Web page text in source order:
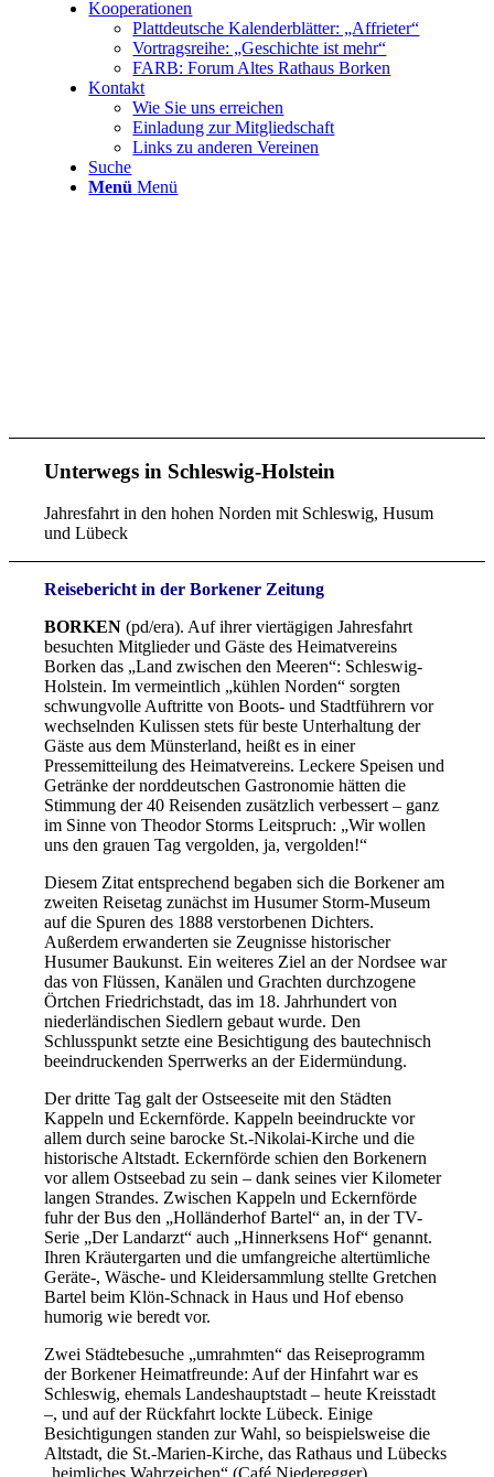
Kooperationen
Plattdeutsche Kalenderblätter: „Affrieter“
Vortragsreihe: „Geschichte ist mehr“
FARB: Forum Altes Rathaus Borken
Kontakt
Wie Sie uns erreichen
Einladung zur Mitgliedschaft
Links zu anderen Vereinen
Suche
Menü Menü
Unterwegs in Schleswig-Holstein
Jahresfahrt in den hohen Norden mit Schleswig, Husum
und Lübeck
Reisebericht in der Borkener Zeitung
BORKEN (pd/era). Auf ihrer viertägigen Jahresfahrt
besuchten Mitglieder und Gäste des Heimatvereins
Borken das „Land zwischen den Meeren“: Schleswig-
Holstein. Im vermeintlich „kühlen Norden“ sorgten
schwungvolle Auftritte von Boots- und Stadtführern vor
wechselnden Kulissen stets für beste Unterhaltung der
Gäste aus dem Münsterland, heißt es in einer
Pressemitteilung des Heimatvereins. Leckere Speisen und
Getränke der norddeutschen Gastronomie hätten die
Stimmung der 40 Reisenden zusätzlich verbessert – ganz
im Sinne von Theodor Storms Leitspruch: „Wir wollen
uns den grauen Tag vergolden, ja, vergolden!“
Diesem Zitat entsprechend begaben sich die Borkener am
zweiten Reisetag zunächst im Husumer Storm-Museum
auf die Spuren des 1888 verstorbenen Dichters.
Außerdem erwanderten sie Zeugnisse historischer
Husumer Baukunst. Ein weiteres Ziel an der Nordsee war
das von Flüssen, Kanälen und Grachten durchzogene
Örtchen Friedrichstadt, das im 18. Jahrhundert von
niederländischen Siedlern gebaut wurde. Den
Schlusspunkt setzte eine Besichtigung des bautechnisch
beeindruckenden Sperrwerks an der Eidermündung.
Der dritte Tag galt der Ostseeseite mit den Städten
Kappeln und Eckernförde. Kappeln beeindruckte vor
allem durch seine barocke St.-Nikolai-Kirche und die
historische Altstadt. Eckernförde schien den Borkenern
vor allem Ostseebad zu sein – dank seines vier Kilometer
langen Strandes. Zwischen Kappeln und Eckernförde
fuhr der Bus den „Holländerhof Bartel“ an, in der TV-
Serie „Der Landarzt“ auch „Hinnerksens Hof“ genannt.
Ihren Kräutergarten und die umfangreiche altertümliche
Geräte-, Wäsche- und Kleidersammlung stellte Gretchen
Bartel beim Klön-Schnack in Haus und Hof ebenso
humorig wie beredt vor.
Zwei Städtebesuche „umrahmten“ das Reiseprogramm
der Borkener Heimatfreunde: Auf der Hinfahrt war es
Schleswig, ehemals Landeshauptstadt – heute Kreisstadt
–, und auf der Rückfahrt lockte Lübeck. Einige
Besichtigungen standen zur Wahl, so beispielsweise die
Altstadt, die St.-Marien-Kirche, das Rathaus und Lübecks